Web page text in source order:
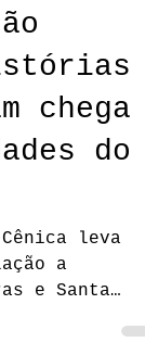
de leitura
chega
do